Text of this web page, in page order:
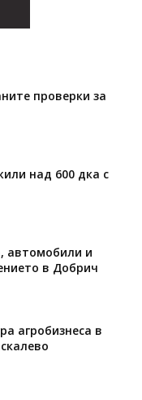
проверки за
над 600 дка с
автомобили и
в Добрич
агробизнеса в